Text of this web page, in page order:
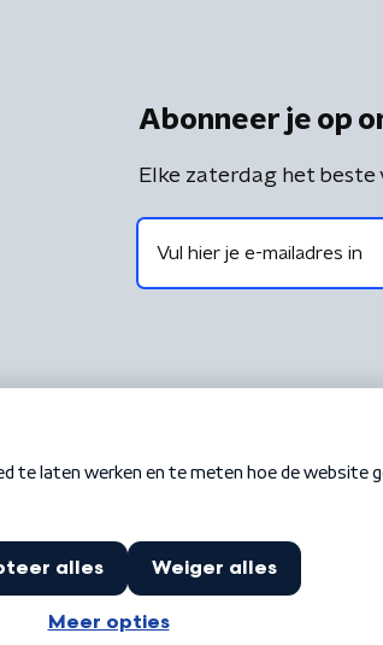
Abonneer je op
Elke zaterdag het beste